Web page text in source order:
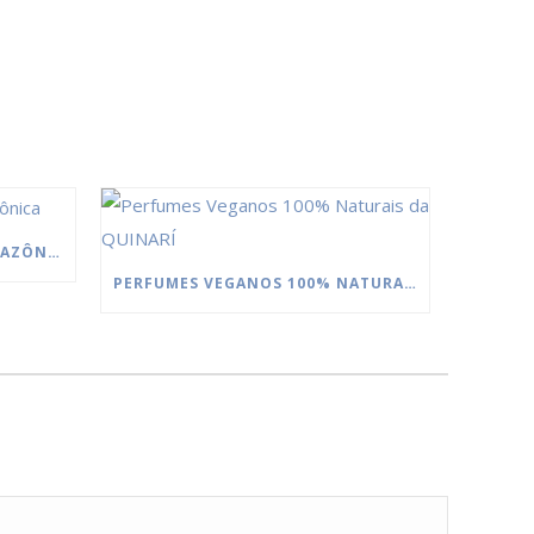
MANTEIGAS DA FLORESTA AMAZÔNICA
PERFUMES VEGANOS 100% NATURAIS DA QUINARÍ